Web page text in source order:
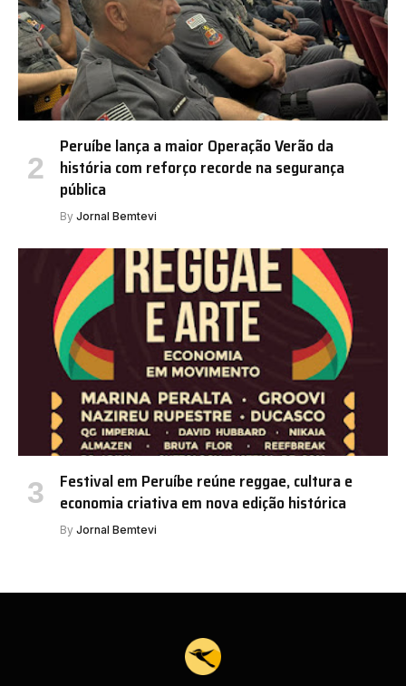
Peruíbe lança a maior Operação Verão da
história com reforço recorde na segurança
pública
By Jornal Bemtevi
Festival em Peruíbe reúne reggae, cultura e
economia criativa em nova edição histórica
By Jornal Bemtevi